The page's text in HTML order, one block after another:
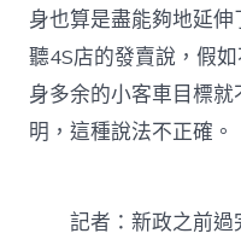
身也算是盡能夠地延
聽4S店的發賣說，假
身多余的小客車目標
明，這種說法不正確。
記者：新政之前過